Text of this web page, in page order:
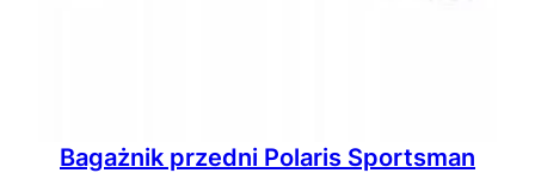
Bagażnik przedni Polaris Sportsman